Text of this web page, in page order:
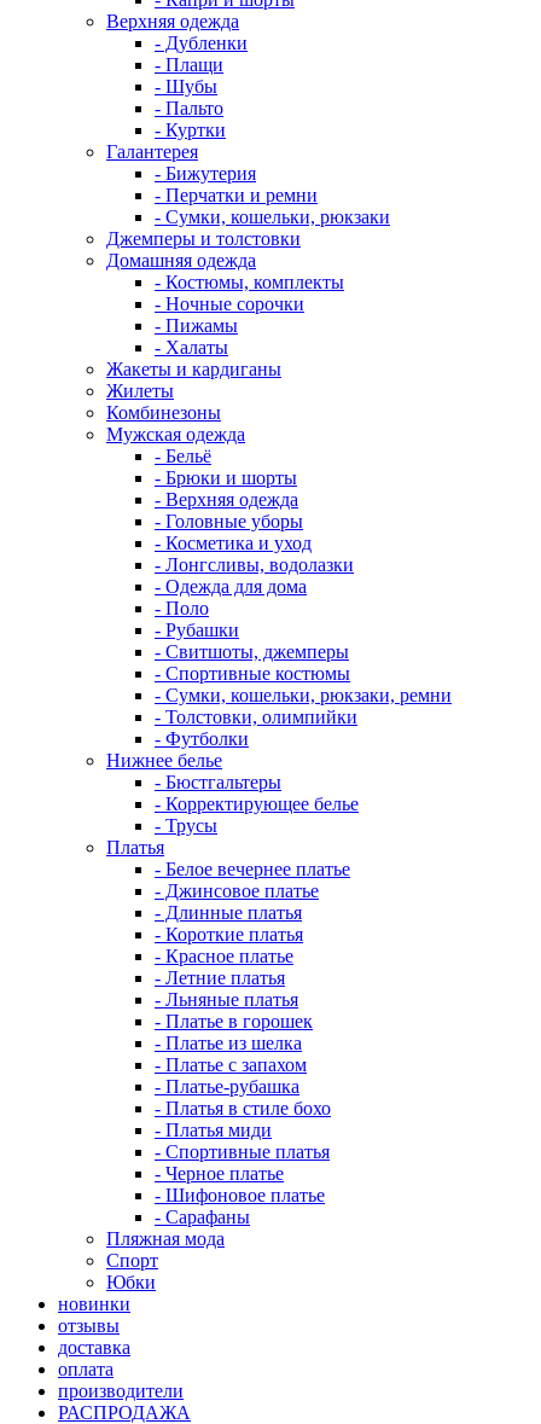
Верхняя одежда
- Дубленки
- Плащи
- Шубы
- Пальто
- Куртки
Галантерея
- Бижутерия
- Перчатки и ремни
- Сумки, кошельки, рюкзаки
Джемперы и толстовки
Домашняя одежда
- Костюмы, комплекты
- Ночные сорочки
- Пижамы
- Халаты
Жакеты и кардиганы
Жилеты
Комбинезоны
Мужская одежда
- Бельё
- Брюки и шорты
- Верхняя одежда
- Головные уборы
- Косметика и уход
- Лонгсливы, водолазки
- Одежда для дома
- Поло
- Рубашки
- Свитшоты, джемперы
- Спортивные костюмы
- Сумки, кошельки, рюкзаки, ремни
- Толстовки, олимпийки
- Футболки
Нижнее белье
- Бюстгальтеры
- Корректирующее белье
- Трусы
Платья
- Белое вечернее платье
- Джинсовое платье
- Длинные платья
- Короткие платья
- Красное платье
- Летние платья
- Льняные платья
- Платье в горошек
- Платье из шелка
- Платье с запахом
- Платье-рубашка
- Платья в стиле бохо
- Платья миди
- Спортивные платья
- Черное платье
- Шифоновое платье
- Сарафаны
Пляжная мода
Спорт
Юбки
новинки
отзывы
доставка
оплата
производители
РАСПРОДАЖА